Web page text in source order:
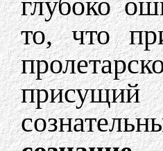
то, что